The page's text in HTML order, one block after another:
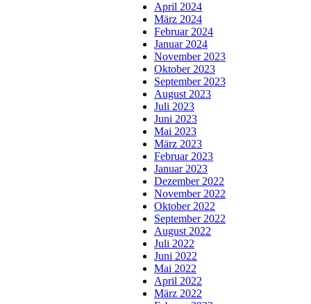
April 2024
März 2024
Februar 2024
Januar 2024
November 2023
Oktober 2023
September 2023
August 2023
Juli 2023
Juni 2023
Mai 2023
März 2023
Februar 2023
Januar 2023
Dezember 2022
November 2022
Oktober 2022
September 2022
August 2022
Juli 2022
Juni 2022
Mai 2022
April 2022
März 2022